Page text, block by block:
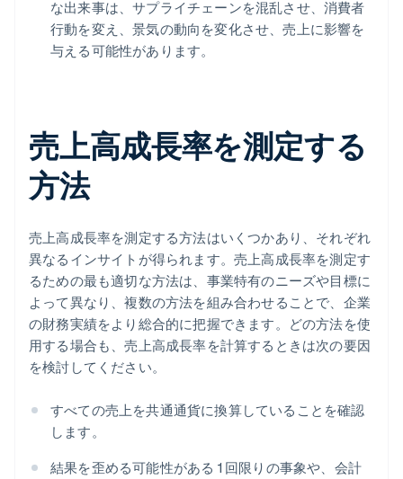
な出来事は、サプライチェーンを混乱させ、消費者
行動を変え、景気の動向を変化させ、売上に影響を
与える可能性があります。
売上高成長率を測定する
方法
売上高成長率を測定する方法はいくつかあり、それぞれ
異なるインサイトが得られます。売上高成長率を測定す
るための最も適切な方法は、事業特有のニーズや目標に
よって異なり、複数の方法を組み合わせることで、企業
の財務実績をより総合的に把握できます。どの方法を使
用する場合も、売上高成長率を計算するときは次の要因
を検討してください。
すべての売上を共通通貨に換算していることを確認
します。
結果を歪める可能性がある 1 回限りの事象や、会計